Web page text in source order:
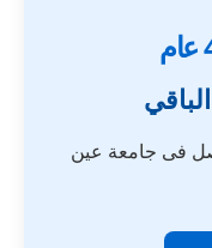
فى جامعة عين